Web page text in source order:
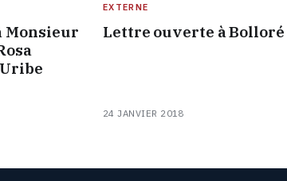
Monsieur
EXTERNE
Lettre ouverte à Bolloré
24 JANVIER 2018